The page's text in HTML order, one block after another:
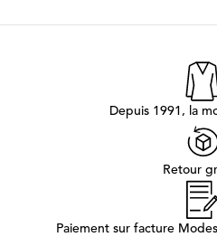
Depuis 1991, la
Retour
Paiement sur facture